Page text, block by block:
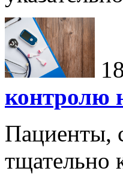
контролю
Пациенты,
тщательно